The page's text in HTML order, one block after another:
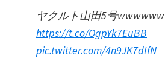
ヤクルト山田5号wwwwww
https://t.co/OgpYk7EuBB
pic.twitter.com/4n9JK7dIfN